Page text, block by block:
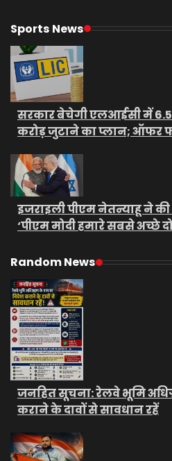
Sports News
सरकार बेचेगी एलआईसी में
करोड़ जुटाने का प्लान;
इजराइली पीएम नेतन्याहू ने
‘पीएम मोदी हमारे सबसे अच्छे
Random News
जनहित सूचना: रेलवे भूमि
कराने के दावों से सावधान रहें